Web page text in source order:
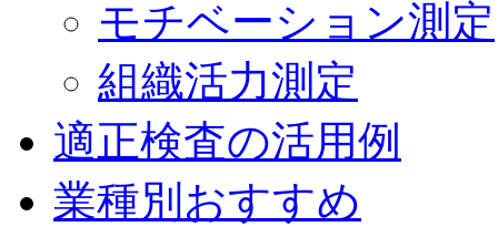
モチベーション測定
組織活力測定
適正検査の活用例
業種別おすすめ